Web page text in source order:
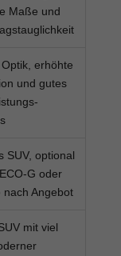
Maße und
erhöhte
und gutes
SUV, optional
G oder
nach Angebot
mit viel